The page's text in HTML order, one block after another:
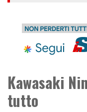
Kawasaki
tutto